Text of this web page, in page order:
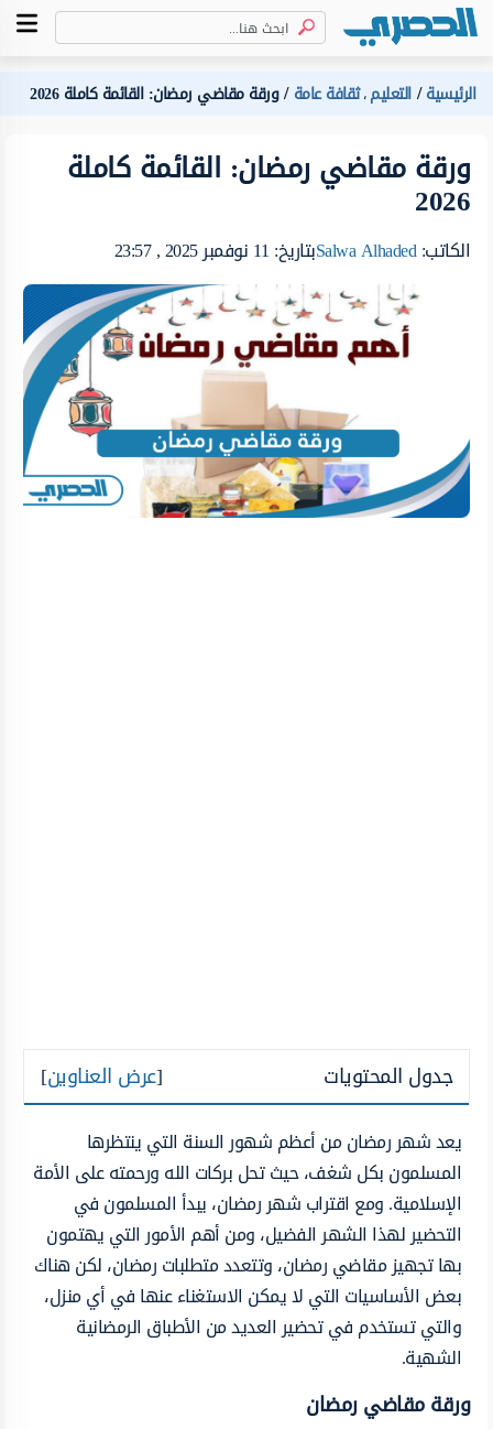
الرئيسية التعليم،ثقافة عامة ورقة مقاضي رمضان: القائمة كاملة 2026
ورقة مقاضي رمضان: القائمة كاملة
2026
الكاتب:Salwa Alhadedبتاريخ: 11 نوفمبر 2025 , 23:57
جدول المحتويات [عرض العناوين]
يعد شهر رمضان من أعظم شهور السنة التي ينتظرها
المسلمون بكل شغف، حيث تحل بركات الله ورحمته على الأمة
الإسلامية. ومع اقتراب شهر رمضان، يبدأ المسلمون في
التحضير لهذا الشهر الفضيل، ومن أهم الأمور التي يهتمون
بها تجهيز مقاضي رمضان، وتتعدد متطلبات رمضان، لكن هناك
بعض الأساسيات التي لا يمكن الاستغناء عنها في أي منزل،
والتي تستخدم في تحضير العديد من الأطباق الرمضانية
الشهية.
ورقة مقاضي رمضان